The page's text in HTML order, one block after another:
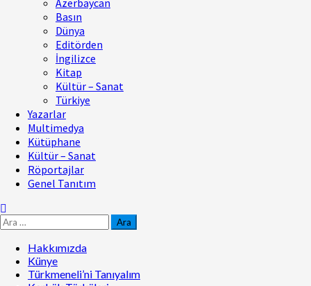
Basın
Dünya
Editörden
İngilizce
Kitap
Kültür – Sanat
Türkiye
Yazarlar
Multimedya
Kütüphane
Kültür – Sanat
Röportajlar
Genel Tanıtım
Hakkımızda
Künye
Türkmeneli’ni Tanıyalım